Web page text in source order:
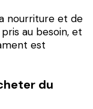
nourriture et de
au besoin, et
est
du